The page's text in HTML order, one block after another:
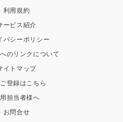
利用規約
ービス紹介
バシーポリシー
のリンクについて
イトマップ
登録はこちら
担当者様へ
お問合せ